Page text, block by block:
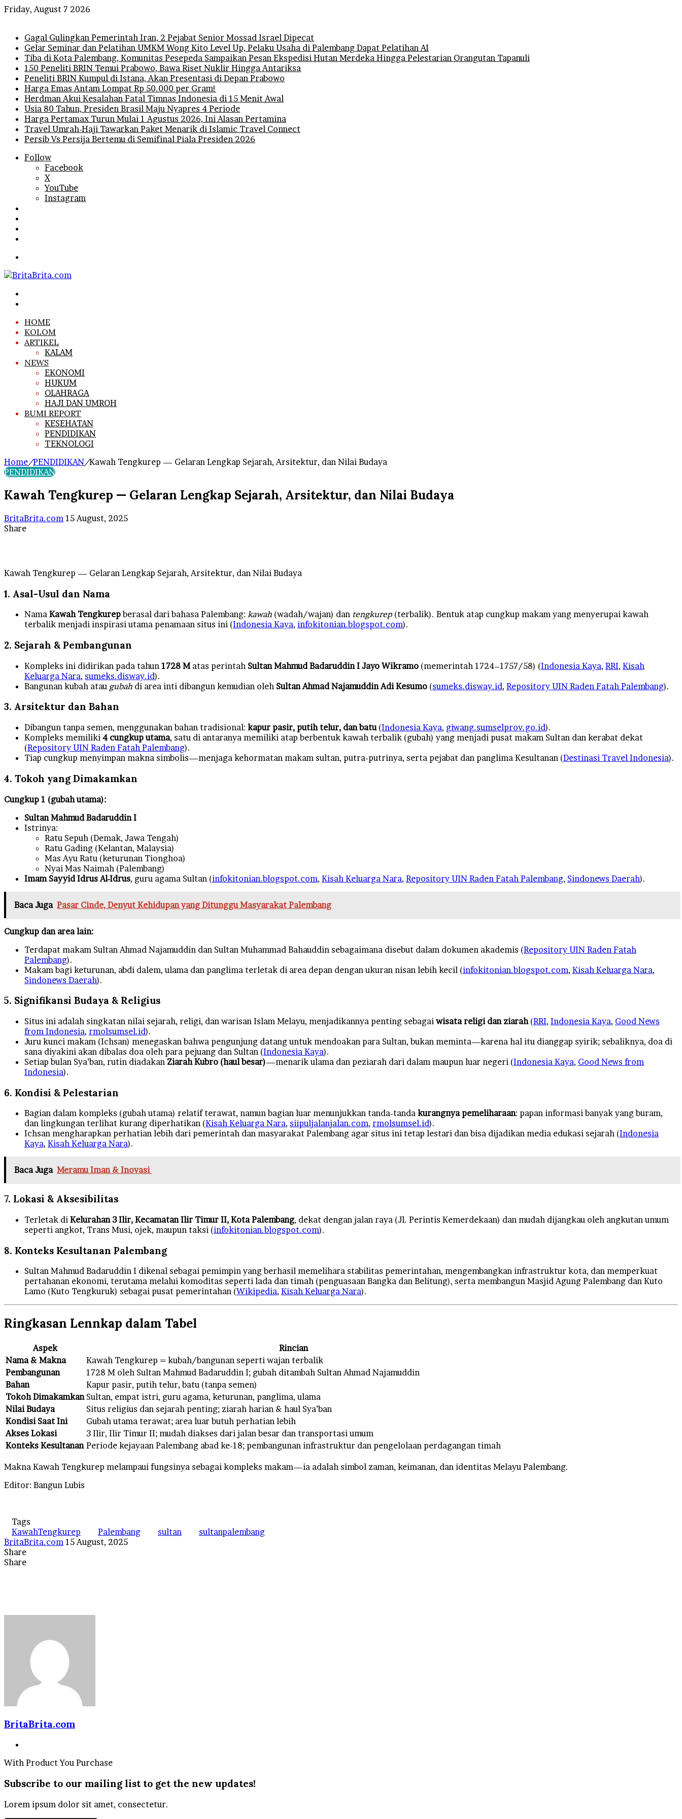
Friday, August 7 2026
Gagal Gulingkan Pemerintah Iran, 2 Pejabat Senior Mossad Israel Dipecat
Gelar Seminar dan Pelatihan UMKM Wong Kito Level Up, Pelaku Usaha di Palembang Dapat Pelatihan AI
Tiba di Kota Palembang, Komunitas Pesepeda Sampaikan Pesan Ekspedisi Hutan Merdeka Hingga Pelestarian Orangutan Tapanuli
150 Peneliti BRIN Temui Prabowo, Bawa Riset Nuklir Hingga Antariksa
Peneliti BRIN Kumpul di Istana, Akan Presentasi di Depan Prabowo
Harga Emas Antam Lompat Rp 50.000 per Gram!
Herdman Akui Kesalahan Fatal Timnas Indonesia di 15 Menit Awal
Usia 80 Tahun, Presiden Brasil Maju Nyapres 4 Periode
Harga Pertamax Turun Mulai 1 Agustus 2026, Ini Alasan Pertamina
Travel Umrah-Haji Tawarkan Paket Menarik di Islamic Travel Connect
Persib Vs Persija Bertemu di Semifinal Piala Presiden 2026
Follow
Facebook
X
YouTube
Instagram
HOME
KOLOM
ARTIKEL
KALAM
NEWS
EKONOMI
HUKUM
OLAHRAGA
HAJI DAN UMROH
BUMI REPORT
KESEHATAN
PENDIDIKAN
TEKNOLOGI
Home/PENDIDIKAN/Kawah Tengkurep — Gelaran Lengkap Sejarah, Arsitektur, dan Nilai Budaya
PENDIDIKAN
Kawah Tengkurep — Gelaran Lengkap Sejarah, Arsitektur, dan Nilai Budaya
BritaBrita.com Send
15 August, 2025
Share
Kawah Tengkurep — Gelaran Lengkap Sejarah, Arsitektur, dan Nilai Budaya
1. Asal-Usul dan Nama
Nama Kawah Tengkurepberasal dari bahasa Palembang: kawah (wadah/wajan) dan tengkurep(terbalik). Bentuk atap cungkup makam yang menyerupai kawah
terbalik menjadi inspirasi utama penamaan situs ini (Indonesia Kaya, infokitonian.blogspot.com).
2. Sejarah & Pembangunan
Kompleks ini didirikan pada tahun 1728 Matas perintah Sultan Mahmud Badaruddin I Jayo Wikramo (memerintah 1724–1757/58) (Indonesia Kaya, RRI, Kisah
Keluarga Nara, sumeks.disway.id).
Bangunan kubah atau gubah di area inti dibangun kemudian oleh Sultan Ahmad Najamuddin Adi Kesumo (sumeks.disway.id, Repository UIN Raden Fatah Palembang).
3. Arsitektur dan Bahan
Dibangun tanpa semen, menggunakan bahan tradisional: kapur pasir, putih telur, dan batu(Indonesia Kaya, giwang.sumselprov.go.id).
Kompleks memiliki 4 cungkup utama, satu di antaranya memiliki atap berbentuk kawah terbalik (gubah) yang menjadi pusat makam Sultan dan kerabat dekat
(Repository UIN Raden Fatah Palembang).
Tiap cungkup menyimpan makna simbolis—menjaga kehormatan makam sultan, putra-putrinya, serta pejabat dan panglima Kesultanan (Destinasi Travel Indonesia).
4. Tokoh yang Dimakamkan
Cungkup 1 (gubah utama):
Sultan Mahmud Badaruddin I
Istrinya:
Ratu Sepuh (Demak, Jawa Tengah)
Ratu Gading (Kelantan, Malaysia)
Mas Ayu Ratu (keturunan Tionghoa)
Nyai Mas Naimah (Palembang)
Imam Sayyid Idrus Al-Idrus, guru agama Sultan (infokitonian.blogspot.com, Kisah Keluarga Nara, Repository UIN Raden Fatah Palembang, Sindonews Daerah).
Baca Juga Pasar Cinde, Denyut Kehidupan yang Ditunggu Masyarakat Palembang
Cungkup dan area lain:
Terdapat makam Sultan Ahmad Najamuddin dan Sultan Muhammad Bahauddin sebagaimana disebut dalam dokumen akademis (Repository UIN Raden Fatah
Palembang).
Makam bagi keturunan, abdi dalem, ulama dan panglima terletak di area depan dengan ukuran nisan lebih kecil (infokitonian.blogspot.com, Kisah Keluarga Nara,
Sindonews Daerah).
5. Signifikansi Budaya & Religius
Situs ini adalah singkatan nilai sejarah, religi, dan warisan Islam Melayu, menjadikannya penting sebagai wisata religi dan ziarah(RRI, Indonesia Kaya, Good News
from Indonesia, rmolsumsel.id).
Juru kunci makam (Ichsan) menegaskan bahwa pengunjung datang untuk mendoakan para Sultan, bukan meminta—karena hal itu dianggap syirik; sebaliknya, doa di
sana diyakini akan dibalas doa oleh para pejuang dan Sultan (Indonesia Kaya).
Setiap bulan Sya’ban, rutin diadakan Ziarah Kubro (haul besar)—menarik ulama dan peziarah dari dalam maupun luar negeri (Indonesia Kaya, Good News from
Indonesia).
6. Kondisi & Pelestarian
Bagian dalam kompleks (gubah utama) relatif terawat, namun bagian luar menunjukkan tanda-tanda kurangnya pemeliharaan: papan informasi banyak yang buram,
dan lingkungan terlihat kurang diperhatikan (Kisah Keluarga Nara, siipuljalanjalan.com, rmolsumsel.id).
Ichsan mengharapkan perhatian lebih dari pemerintah dan masyarakat Palembang agar situs ini tetap lestari dan bisa dijadikan media edukasi sejarah (Indonesia
Kaya, Kisah Keluarga Nara).
Baca Juga Meramu Iman & Inovasi
7. Lokasi & Aksesibilitas
Terletak di Kelurahan 3 Ilir, Kecamatan Ilir Timur II, Kota Palembang, dekat dengan jalan raya (Jl. Perintis Kemerdekaan) dan mudah dijangkau oleh angkutan umum
seperti angkot, Trans Musi, ojek, maupun taksi (infokitonian.blogspot.com).
8. Konteks Kesultanan Palembang
Sultan Mahmud Badaruddin I dikenal sebagai pemimpin yang berhasil memelihara stabilitas pemerintahan, mengembangkan infrastruktur kota, dan memperkuat
pertahanan ekonomi, terutama melalui komoditas seperti lada dan timah (penguasaan Bangka dan Belitung), serta membangun Masjid Agung Palembang dan Kuto
Lamo (Kuto Tengkuruk) sebagai pusat pemerintahan (Wikipedia, Kisah Keluarga Nara).
Ringkasan Lennkap dalam Tabel
Aspek
Rincian
Nama & Makna
Kawah Tengkurep = kubah/bangunan seperti wajan terbalik
Pembangunan
1728 M oleh Sultan Mahmud Badaruddin I; gubah ditambah Sultan Ahmad Najamuddin
Bahan
Kapur pasir, putih telur, batu (tanpa semen)
Tokoh Dimakamkan Sultan, empat istri, guru agama, keturunan, panglima, ulama
Nilai Budaya
Situs religius dan sejarah penting; ziarah harian & haul Sya’ban
Kondisi Saat Ini
Gubah utama terawat; area luar butuh perhatian lebih
Akses Lokasi
3 Ilir, Ilir Timur II; mudah diakses dari jalan besar dan transportasi umum
Konteks Kesultanan Periode kejayaan Palembang abad ke-18; pembangunan infrastruktur dan pengelolaan perdagangan timah
Makna Kawah Tengkurep melampaui fungsinya sebagai kompleks makam—ia adalah simbol zaman, keimanan, dan identitas Melayu Palembang.
Editor: Bangun Lubis
Tags
KawahTengkurep
Palembang sultan
sultanpalembang
BritaBrita.com Send
15 August, 2025
Share
Facebook
X
LinkedIn
Tumblr
Pinterest
Reddit
VKontakte
Odnoklassniki
Pocket
WhatsApp
Telegram
Line
Share
BritaBrita.com
With Product You Purchase
Subscribe to our mailing list to get the new updates!
Lorem ipsum dolor sit amet, consectetur.